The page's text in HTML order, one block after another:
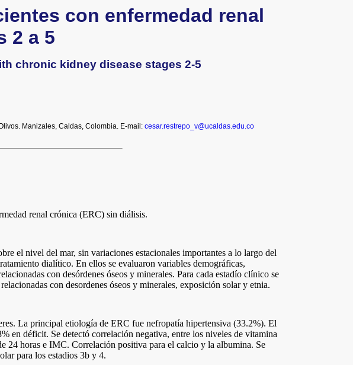
con enfermedad renal
2 a 5
chronic kidney disease stages 2-5
Manizales, Caldas, Colombia. E-mail: cesar.restrepo_v@ucaldas.edu.co
renal crónica (ERC) sin diálisis.
el nivel del mar, sin variaciones estacionales importantes a lo largo del
dialítico. En ellos se evaluaron variables demográficas,
con desórdenes óseos y minerales. Para cada estadío clínico se
con desordenes óseos y minerales, exposición solar y etnia.
La principal etiología de ERC fue nefropatía hipertensiva (33.2%). El
en déficit. Se detectó correlación negativa, entre los niveles de vitamina
horas e IMC. Correlación positiva para el calcio y la albumina. Se
para los estadios 3b y 4.